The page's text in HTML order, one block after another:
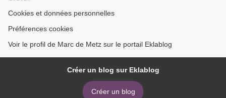
Cookies et données personnelles
Préférences cookies
Voir le profil de Marc de Metz sur le portail Eklablog
Créer un blog sur Eklablog
Créer un blog